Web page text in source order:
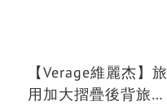
【Verage維麗杰】旅
用加大摺疊後背旅行